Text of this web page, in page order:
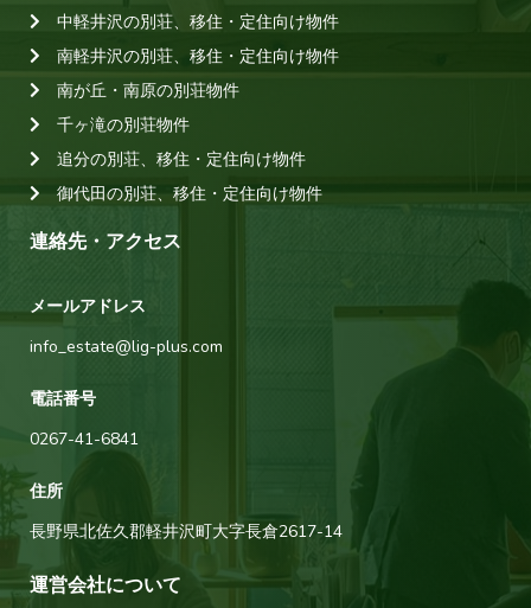
中軽井沢の別荘、移住・定住向け物件
南軽井沢の別荘、移住・定住向け物件
南が丘・南原の別荘物件
千ヶ滝の別荘物件
追分の別荘、移住・定住向け物件
御代田の別荘、移住・定住向け物件
連絡先・アクセス
メールアドレス
info_estate@lig-plus.com
電話番号
0267-41-6841
住所
長野県北佐久郡軽井沢町大字長倉2617-14
運営会社について